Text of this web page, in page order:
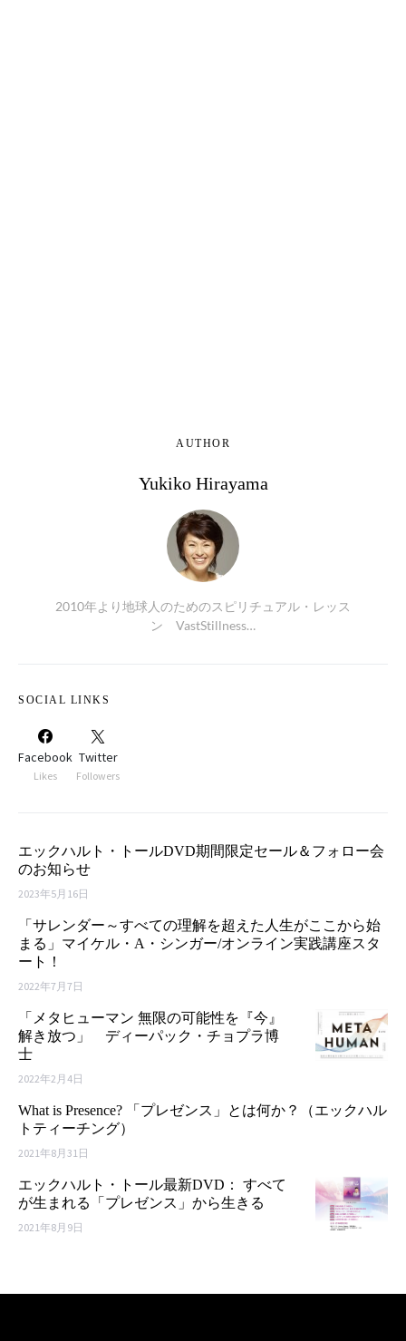
AUTHOR
Yukiko Hirayama
2010年より地球人のためのスピリチュアル・レッス
ン VastStillness…
SOCIAL LINKS
Facebook
Likes
Twitter
Followers
エックハルト・トールDVD期間限定セール＆フォロー会
のお知らせ
2023年5月16日
「サレンダー～すべての理解を超えた人生がここから始
まる」マイケル・A・シンガー/オンライン実践講座スタ
ート！
2022年7月7日
「メタヒューマン 無限の可能性を『今』
解き放つ」 ディーパック・チョプラ博
士
2022年2月4日
What is Presence? 「プレゼンス」とは何か？（エックハル
トティーチング）
2021年8月31日
エックハルト・トール最新DVD： すべて
が生まれる「プレゼンス」から生きる
2021年8月9日